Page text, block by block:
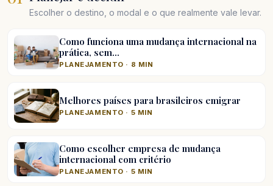
Escolher o destino, o modal e o que realmente vale levar.
Como funciona uma mudança internacional na
prática, sem…
PLANEJAMENTO · 8 MIN
Melhores países para brasileiros emigrar
PLANEJAMENTO · 5 MIN
Como escolher empresa de mudança
internacional com critério
PLANEJAMENTO · 5 MIN